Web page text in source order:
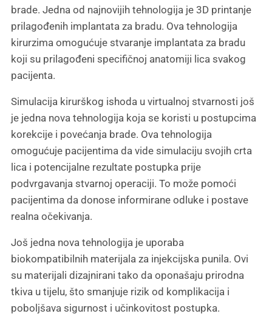
brade. Jedna od najnovijih tehnologija je 3D printanje
prilagođenih implantata za bradu. Ova tehnologija
kirurzima omogućuje stvaranje implantata za bradu
koji su prilagođeni specifičnoj anatomiji lica svakog
pacijenta.
Simulacija kirurškog ishoda u virtualnoj stvarnosti još
je jedna nova tehnologija koja se koristi u postupcima
korekcije i povećanja brade. Ova tehnologija
omogućuje pacijentima da vide simulaciju svojih crta
lica i potencijalne rezultate postupka prije
podvrgavanja stvarnoj operaciji. To može pomoći
pacijentima da donose informirane odluke i postave
realna očekivanja.
Još jedna nova tehnologija je uporaba
biokompatibilnih materijala za injekcijska punila. Ovi
su materijali dizajnirani tako da oponašaju prirodna
tkiva u tijelu, što smanjuje rizik od komplikacija i
poboljšava sigurnost i učinkovitost postupka.